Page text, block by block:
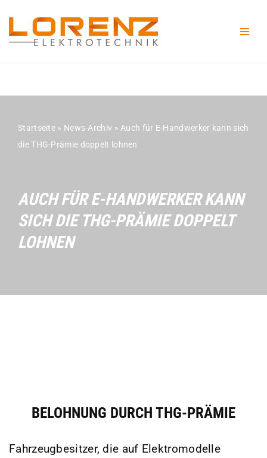
Zum
Inhalt
Startseite » News-Archiv » Auch für E-Handwerker kann sich
die THG-Prämie doppelt lohnen
AUCH FÜR E-HANDWERKER KANN
SICH DIE THG-PRÄMIE DOPPELT
LOHNEN
BELOHNUNG DURCH THG-PRÄMIE
Fahrzeugbesitzer, die auf Elektromodelle